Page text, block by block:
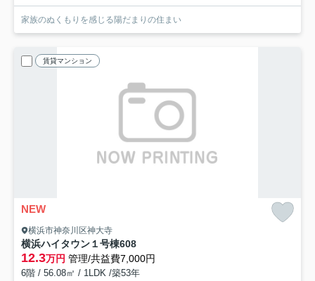
家族のぬくもりを感じる陽だまりの住まい
賃貸マンション
NEW
横浜市神奈川区神大寺
横浜ハイタウン１号棟608
12.3万円 管理/共益費7,000円
6階 / 56.08㎡ / 1LDK /築53年